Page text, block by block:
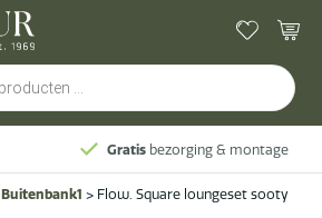
bezorging & montage
Buitenbank1 > Flow. Square loungeset sooty